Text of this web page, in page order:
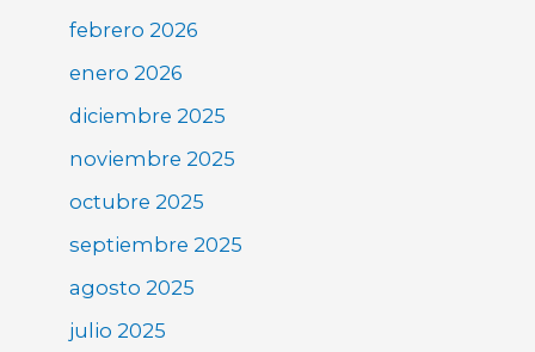
febrero 2026
enero 2026
diciembre 2025
noviembre 2025
octubre 2025
septiembre 2025
agosto 2025
julio 2025